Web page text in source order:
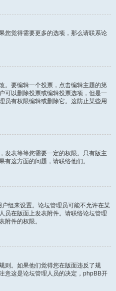
您觉得需要更多的选项，那么请联系论
。要编辑一个投票，点击编辑主题的第
可以删除投票或编辑投票选项，但是一
员有权限编辑或删除它。这防止某些用
发表等等您需要一定的权限。只有版主
有这方面的问题，请联络他们。
组来设置。论坛管理员可能不允许在某
员在版面上发表附件。请联络论坛管理
附件的权限。
则。如果他们觉得您在版面违反了规
意这是论坛管理人员的决定，phpBB开